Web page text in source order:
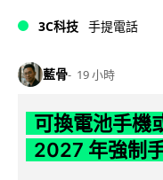
3C科技 手提電話
藍骨 19 小時
可換電池手機
2027 年強制